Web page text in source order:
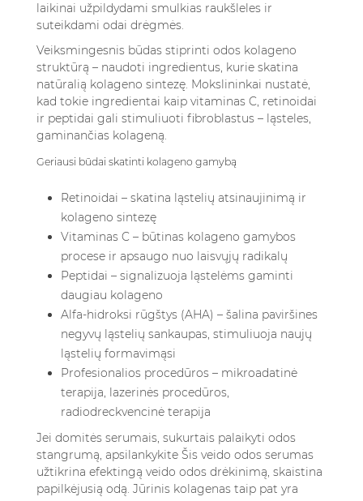
laikinai užpildydami smulkias raukšleles ir
suteikdami odai drėgmės.
Veiksmingesnis būdas stiprinti odos kolageno
struktūrą – naudoti ingredientus, kurie skatina
natūralią kolageno sintezę. Mokslininkai nustatė,
kad tokie ingredientai kaip vitaminas C, retinoidai
ir peptidai gali stimuliuoti fibroblastus – ląsteles,
gaminančias kolageną.
Geriausi būdai skatinti kolageno gamybą
Retinoidai – skatina ląstelių atsinaujinimą ir
kolageno sintezę
Vitaminas C – būtinas kolageno gamybos
procese ir apsaugo nuo laisvųjų radikalų
Peptidai – signalizuoja ląstelėms gaminti
daugiau kolageno
Alfa-hidroksi rūgštys (AHA) – šalina paviršines
negyvų ląstelių sankaupas, stimuliuoja naujų
ląstelių formavimąsi
Profesionalios procedūros – mikroadatinė
terapija, lazerinės procedūros,
radiodreckvencinė terapija
Jei domitės serumais, sukurtais palaikyti odos
stangrumą, apsilankykite Šis veido odos serumas
užtikrina efektingą veido odos drėkinimą, skaistina
papilkėjusią odą. Jūrinis kolagenas taip pat yra